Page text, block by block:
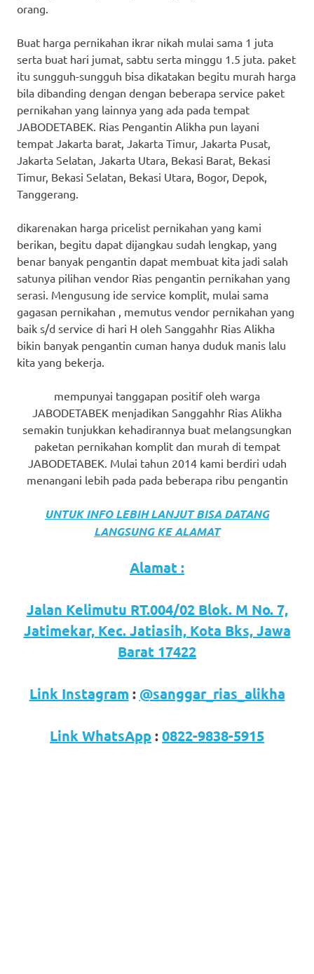
orang.
Buat harga pernikahan ikrar nikah mulai sama 1 juta
serta buat hari jumat, sabtu serta minggu 1.5 juta. paket
itu sungguh-sungguh bisa dikatakan begitu murah harga
bila dibanding dengan dengan beberapa service paket
pernikahan yang lainnya yang ada pada tempat
JABODETABEK. Rias Pengantin Alikha pun layani
tempat Jakarta barat, Jakarta Timur, Jakarta Pusat,
Jakarta Selatan, Jakarta Utara, Bekasi Barat, Bekasi
Timur, Bekasi Selatan, Bekasi Utara, Bogor, Depok,
Tanggerang.
dikarenakan harga pricelist pernikahan yang kami
berikan, begitu dapat dijangkau sudah lengkap, yang
benar banyak pengantin dapat membuat kita jadi salah
satunya pilihan vendor Rias pengantin pernikahan yang
serasi. Mengusung ide service komplit, mulai sama
gagasan pernikahan , memutus vendor pernikahan yang
baik s/d service di hari H oleh Sanggahhr Rias Alikha
bikin banyak pengantin cuman hanya duduk manis lalu
kita yang bekerja.
mempunyai tanggapan positif oleh warga
JABODETABEK menjadikan Sanggahhr Rias Alikha
semakin tunjukkan kehadirannya buat melangsungkan
paketan pernikahan komplit dan murah di tempat
JABODETABEK. Mulai tahun 2014 kami berdiri udah
menangani lebih pada pada beberapa ribu pengantin
UNTUK INFO LEBIH LANJUT BISA DATANG
LANGSUNG KE ALAMAT
Alamat :
Jalan Kelimutu RT.004/02 Blok. M No. 7,
Jatimekar, Kec. Jatiasih, Kota Bks, Jawa
Barat 17422
Link Instagram : @sanggar_rias_alikha
Link WhatsApp:0822-9838-5915